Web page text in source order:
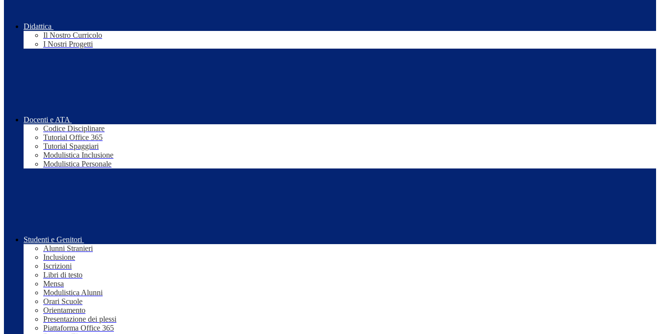
Didattica
Il Nostro Curricolo
I Nostri Progetti
Docenti e ATA
Codice Disciplinare
Tutorial Office 365
Tutorial Spaggiari
Modulistica Inclusione
Modulistica Personale
Studenti e Genitori
Alunni Stranieri
Inclusione
Iscrizioni
Libri di testo
Mensa
Modulistica Alunni
Orari Scuole
Orientamento
Presentazione dei plessi
Piattaforma Office 365